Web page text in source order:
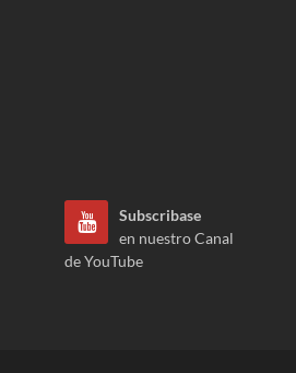
Subscribase
en nuestro Canal
de YouTube